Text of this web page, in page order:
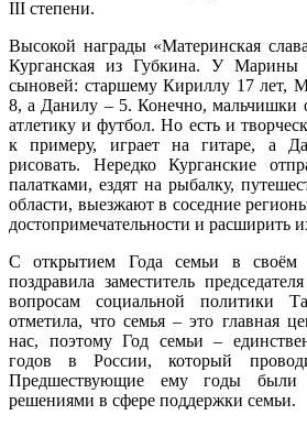
III степени.
Высокой награды «Материнская
Курганская из Губкина. У Марины
сыновей: старшему Кириллу 17 лет,
8, а Данилу – 5. Конечно, мальчишки
атлетику и футбол. Но есть и
к примеру, играет на гитаре, а
рисовать. Нередко Курганские
палатками, ездят на рыбалку,
области, выезжают в соседние
достопримечательности и расширить
С открытием Года семьи в своём
поздравила заместитель
вопросам социальной политики
отметила, что семья – это главная
нас, поэтому Год семьи –
годов в России, который
Предшествующие ему годы
решениями в сфере поддержки семьи.